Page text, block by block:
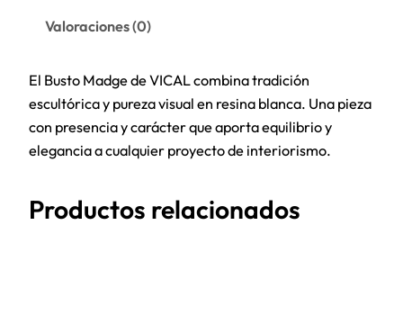
Valoraciones (0)
El Busto Madge de VICAL combina tradición
escultórica y pureza visual en resina blanca. Una pieza
con presencia y carácter que aporta equilibrio y
elegancia a cualquier proyecto de interiorismo.
Productos relacionados